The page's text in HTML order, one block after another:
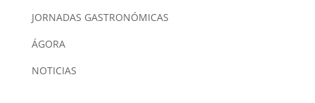
JORNADAS GASTRONÓMICAS
ÁGORA
NOTICIAS